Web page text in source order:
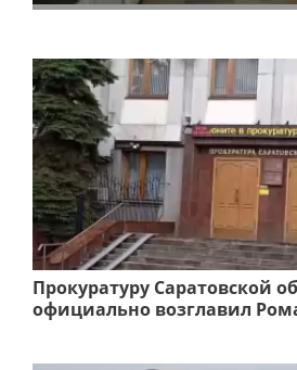
Прокуратуру Саратовской
официально возглавил